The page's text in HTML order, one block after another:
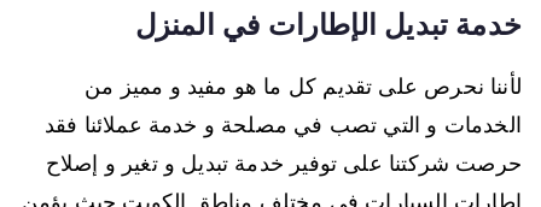
خدمة تبديل الإطارات في المنزل
لأننا نحرص على تقديم كل ما هو مفيد و مميز من
الخدمات و التي تصب في مصلحة و خدمة عملائنا فقد
حرصت شركتنا على توفير خدمة تبديل و تغير و إصلاح